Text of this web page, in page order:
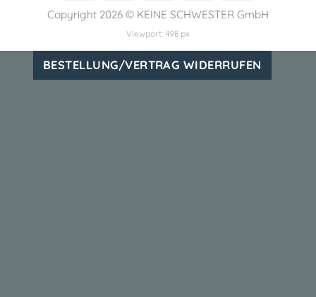
Copyright 2026 © KEINE SCHWESTER GmbH
Viewport: 498 px
BESTELLUNG/VERTRAG WIDERRUFEN